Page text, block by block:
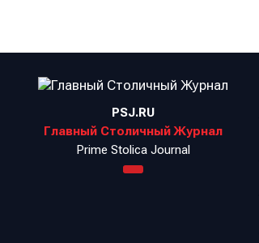
PSJ.RU
Главный Столичный Журнал
Prime Stolica Journal